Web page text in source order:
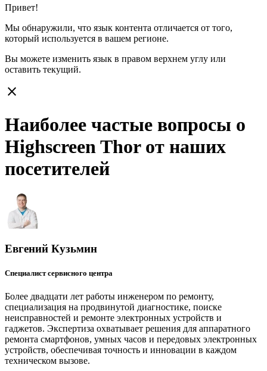
Привет!
Мы обнаружили, что язык контента отличается от того,
который используется в вашем регионе.
Вы можете изменить язык в правом верхнем углу или
оставить текущий.
close
Наиболее частые вопросы о
Highscreen Thor от наших
посетителей
Евгений Кузьмин
Специалист сервисного центра
Более двадцати лет работы инженером по ремонту,
специализация на продвинутой диагностике, поиске
неисправностей и ремонте электронных устройств и
гаджетов. Экспертиза охватывает решения для аппаратного
ремонта смартфонов, умных часов и передовых электронных
устройств, обеспечивая точность и инновации в каждом
техническом вызове.